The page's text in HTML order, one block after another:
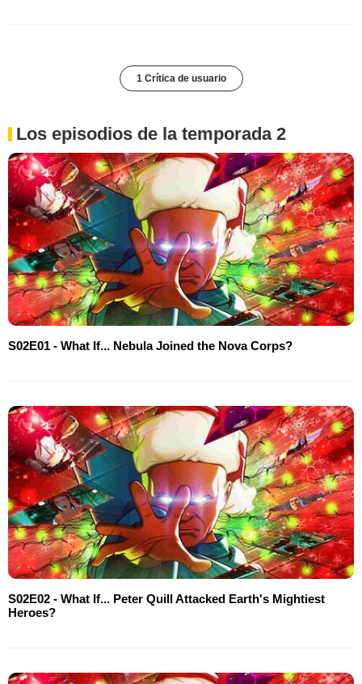
1 Crítica de usuario
Los episodios de la temporada 2
S02E01 - What If... Nebula Joined the Nova Corps?
S02E02 - What If... Peter Quill Attacked Earth's Mightiest
Heroes?